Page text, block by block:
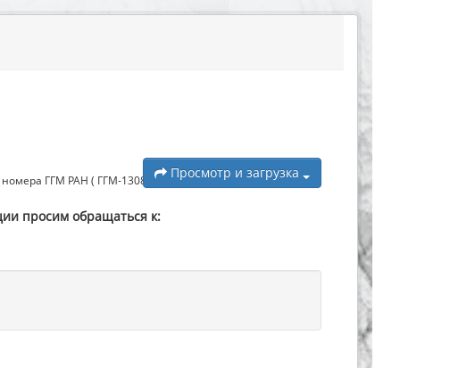
ГГМ РАН ( ГГМ-1308... Просмотр и загрузка
просим обращаться к: